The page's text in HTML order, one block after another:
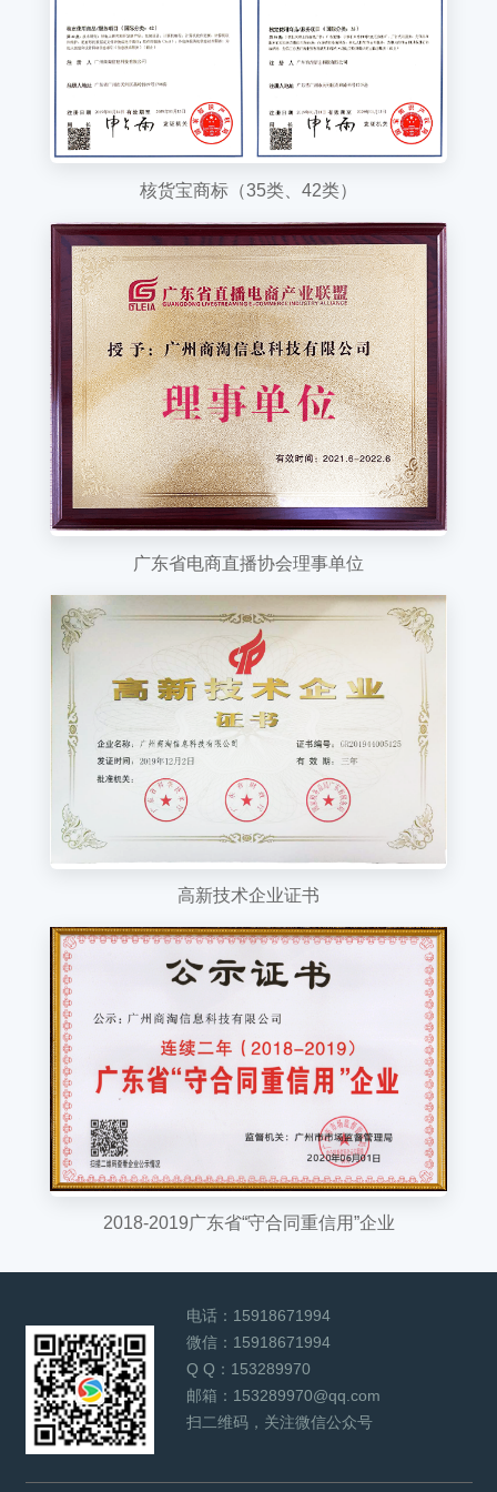
核货宝商标（35类、42类）
广东省电商直播协会理事单位
高新技术企业证书
2018-2019广东省“守合同重信用”企业
电话： 15918671994
微信： 15918671994
Q Q： 153289970
邮箱： 153289970@qq.com
扫二维码，关注微信公众号